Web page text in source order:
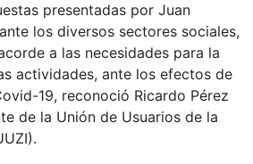
presentadas por Juan
los diversos sectores sociales,
a las necesidades para la
actividades, ante los efectos de
19, reconoció Ricardo Pérez
de la Unión de Usuarios de la